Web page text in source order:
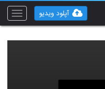
Toggle
آپلود ویدیو